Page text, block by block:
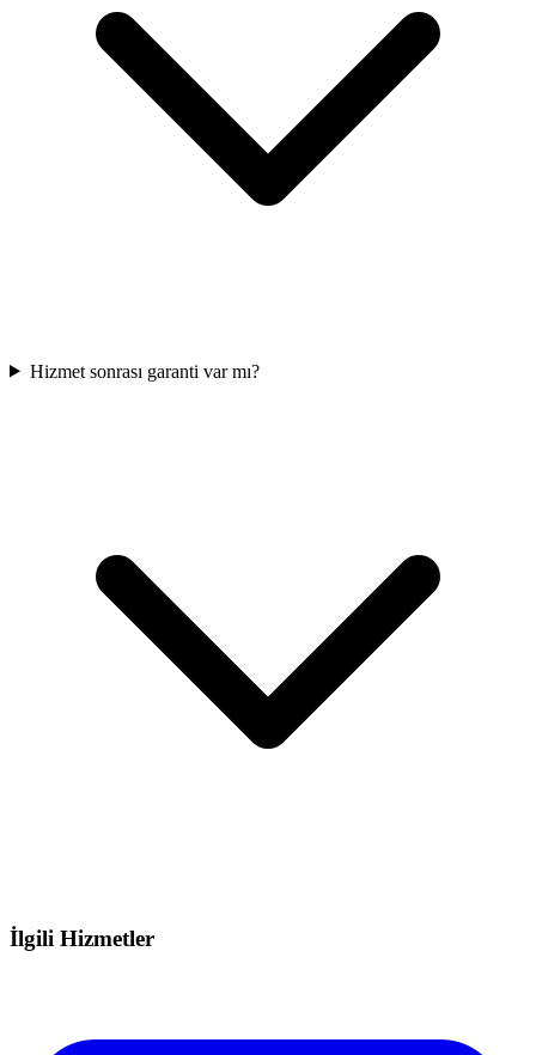
Hizmet sonrası garanti var mı?
İlgili Hizmetler